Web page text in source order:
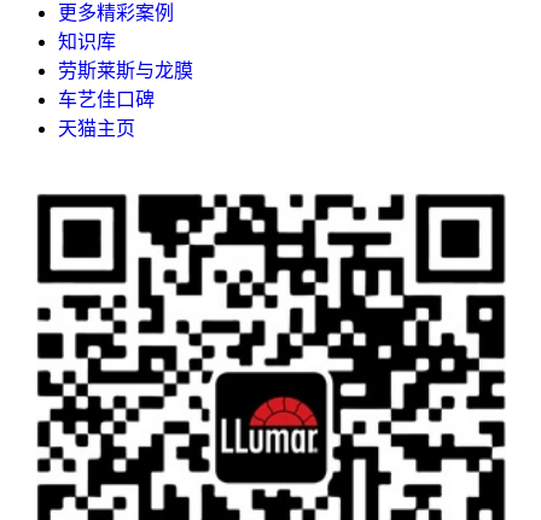
更多精彩案例
知识库
劳斯莱斯与龙膜
车艺佳口碑
天猫主页